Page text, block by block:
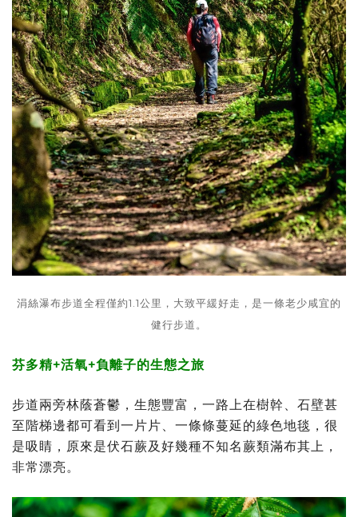
涓絲瀑布步道全程僅約1.1公里，大致平緩好走，是一條老少咸宜的
健行步道。
芬多精+活氧+負離子的生態之旅
步道兩旁林蔭蒼鬱，生態豐富，一路上在樹幹、石壁甚
至階梯邊都可看到一片片、一條條蔓延的綠色地毯，很
是吸睛，原來是伏石蕨及好幾種不知名蕨類滿布其上，
非常漂亮。